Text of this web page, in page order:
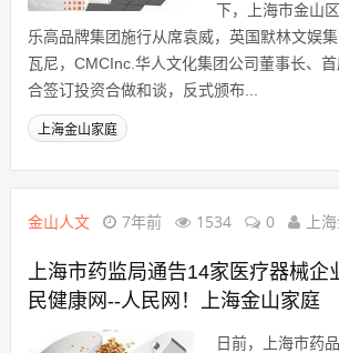
下，上海市金山
乐高品牌集团施行从席袁威，英国默林文娱
瓦尼，CMCInc.华人文化集团公司董事长、
合签订投资合做和谈，反式颁布...
上海金山家庭
金山人文 7年前 1534 0 上
上海市药监局通告14家医疗器械企
民健康网--人民网！上海金山家庭
日前，上海市药